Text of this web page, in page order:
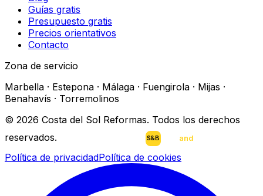
Guías gratis
Presupuesto gratis
Precios orientativos
Contacto
Zona de servicio
Marbella · Estepona · Málaga · Fuengirola · Mijas ·
Benahavís · Torremolinos
© 2026 Costa del Sol Reformas. Todos los derechos
reservados. S&Bscan and
Política de privacidadPolítica de cookies